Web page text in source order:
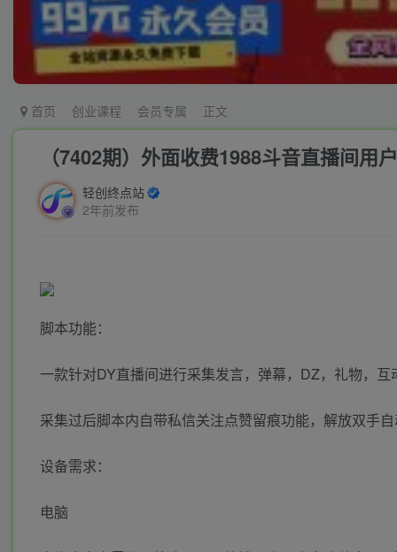
首页 创业课程 会员专属 正文
（7402期）外面收费1988斗音直播间
轻创终点站
2年前发布
脚本功能：
一款针对DY直播间进行采集发言，弹幕，DZ，礼物，互
采集过后脚本内自带私信关注点赞留痕功能，解放双手
设备需求：
电脑